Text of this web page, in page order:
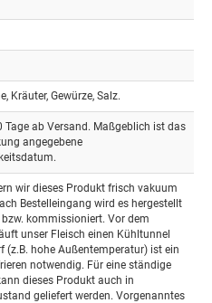
Kräuter, Gewürze, Salz.
Tage ab Versand. Maßgeblich ist das
angegebene
wir dieses Produkt frisch vakuum
Bestelleingang wird es hergestellt
kommissioniert. Vor dem
unser Fleisch einen Kühltunnel
(z.B. hohe Außentemperatur) ist ein
notwendig. Für eine ständige
dieses Produkt auch in
geliefert werden. Vorgenanntes